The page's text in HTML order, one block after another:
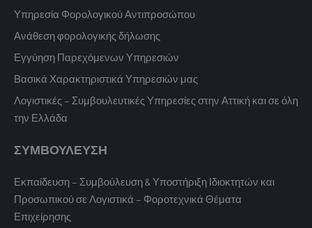
Υπηρεσία Φορολογικού Αντιπροσώπου
Ανάθεση φορολογικής δήλωσης
Εγγύηση Παρεχόμενων Υπηρεσιών
Βασικά Χαρακτηριστικά Υπηρεσιών μας
Λογιστικές – Συμβουλευτικές Υπηρεσίες στην Αττική και σε όλη
την Ελλάδα
ΣΥΜΒΟΥΛΕΥΣΗ
Εκπαίδευση – Συμβούλευση & Υποστήριξη Ιδιοκτητών και
Προσωπικού σε Λογιστικά – Φοροτεχνικά Θέματα
Επιχείρησης